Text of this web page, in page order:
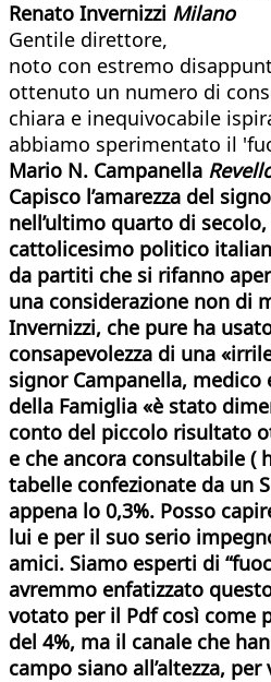
Renato Invernizzi Milano
Gentile direttore,
noto con estremo
ottenuto un numero di
chiara e inequivocabile
abbiamo sperimentato il
Mario N. Campanella
Capisco l’amarezza del
nell’ultimo quarto di
cattolicesimo politico
da partiti che si rifanno
una considerazione non di
Invernizzi, che pure ha
consapevolezza di una
signor Campanella,
della Famiglia «è stato
conto del piccolo risultato
e che ancora consultabile (
tabelle confezionate da un
appena lo 0,3%. Posso
lui e per il suo serio
amici. Siamo esperti di
avremmo enfatizzato
votato per il Pdf così come
del 4%, ma il canale che
campo siano all’altezza,